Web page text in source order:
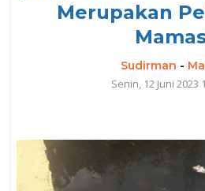
Merupakan
Sudirman -
Senin, 12 Juni 2023